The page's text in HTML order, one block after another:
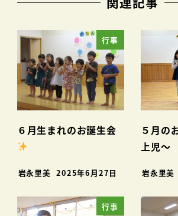
行事
６月生まれのお誕生会
岩永里美 2025年6月27日
５月の
上児～
岩永里美
行事